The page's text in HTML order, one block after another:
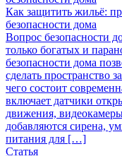
Как защитить жильё:
безопасности дома
Вопрос безопасности
только богатых и
безопасности дома
сделать пространство
чего состоит
включает датчики
движения,
добавляются сирена,
питания для […]
Статья